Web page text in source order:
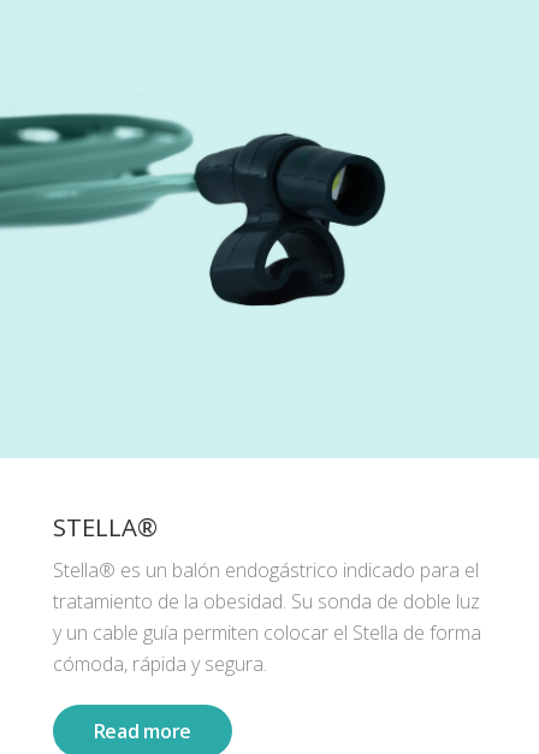
STELLA®
Stella® es un balón endogástrico indicado para el
tratamiento de la obesidad. Su sonda de doble luz
y un cable guía permiten colocar el Stella de forma
cómoda, rápida y segura.
Read more